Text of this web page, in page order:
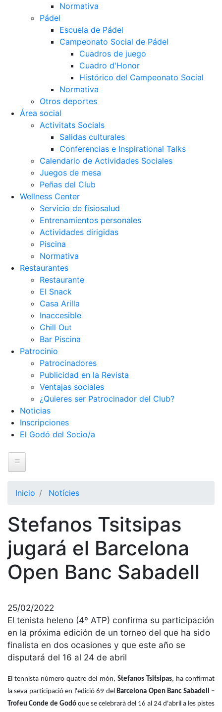
Normativa
Pádel
Escuela de Pádel
Campeonato Social de Pádel
Cuadros de juego
Cuadro d'Honor
Histórico del Campeonato Social
Normativa
Otros deportes
Área social
Activitats Socials
Salidas culturales
Conferencias e Inspirational Talks
Calendario de Actividades Sociales
Juegos de mesa
Peñas del Club
Wellness Center
Servicio de fisiosalud
Entrenamientos personales
Actividades dirigidas
Piscina
Normativa
Restaurantes
Restaurante
El Snack
Casa Arilla
Inaccesible
Chill Out
Bar Piscina
Patrocinio
Patrocinadores
Publicidad en la Revista
Ventajas sociales
¿Quieres ser Patrocinador del Club?
Noticias
Inscripciones
El Godó del Socio/a
Historia
historia
Cronología
Presidentes
Junta
directiva
Comisiones
y comités
ejecutiva
Fundación
Inicio Notícies
Stefanos Tsitsipas
jugará el Barcelona
Open Banc Sabadell
25/02/2022
El tenista heleno (4º ATP) confirma su participación
en la próxima edición de un torneo del que ha sido
finalista en dos ocasiones y que este año se
disputará del 16 al 24 de abril
El tennista número quatre del món, Stefanos Tsitsipas, ha confirmat
la seva participació en l'edició 69 delBarcelona Open Banc Sabadell –
Trofeu Conde de Godó que se celebrarà del 16 al 24 d'abril a les pistes